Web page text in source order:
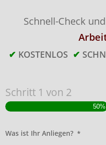
Schnell-Check und
✔ KOSTENLOS ✔
Schritt 1 von 2
50%
Was ist Ihr Anliegen? *